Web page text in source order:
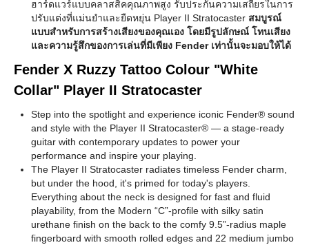
ฮาร์ดแวร์แบบคลาสสิคคุณภาพสูง รับประกันความเสถียรในการ
ปรับแต่งที่แม่นยำและยืดหยุ่น Player II Stratocaster สมบูรณ์
แบบสำหรับการสร้างเสียงของคุณเอง โดยมีรูปลักษณ์ โทนเสียง
และความรู้สึกของการเล่นที่มีเพียง Fender เท่านั้นจะมอบให้ได้
Fender X Ruzzy Tattoo Colour "White
Collar" Player II Stratocaster
Step into the spotlight and experience iconic Fender® sound
and style with the Player II Stratocaster® — a stage-ready
guitar with contemporary updates to power your
performance and inspire your playing.
The Player II Stratocaster radiates timeless Fender charm,
but under the hood, it's primed for today's players.
Everything about the neck is designed for fast and fluid
playability, from the Modern “C”-profile with silky satin
urethane finish on the back to the comfy 9.5”-radius maple
fingerboard with smooth rolled edges and 22 medium jumbo